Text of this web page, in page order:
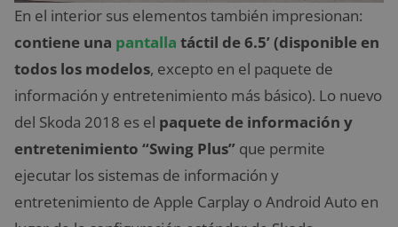
En el interior sus elementos también impresionan:
contiene una pantalla táctil de 6.5’ (disponible en
todos los modelos, excepto en el paquete de
información y entretenimiento más básico). Lo nuevo
del Skoda 2018 es el paquete de información y
entretenimiento “Swing Plus” que permite
ejecutar los sistemas de información y
entretenimiento de Apple Carplay o Android Auto en